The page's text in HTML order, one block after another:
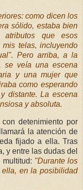
como dicen los
sólido, estaba bien
atributos que esos
mis telas, incluyendo
Pero arriba, a la
se veía una escena
y una mujer que
como esperando
distante. La escena
y absoluta.
detenimiento por
la atención de
fijado a ella. Tras
y entre las dudas del
"Durante los
en la posibilidad